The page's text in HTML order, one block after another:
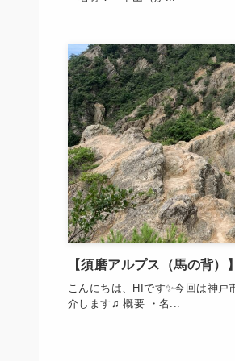
【須磨アルプス（馬の背）】
こんにちは、HIです✨今回は神
介します♫ 概要 ・名...